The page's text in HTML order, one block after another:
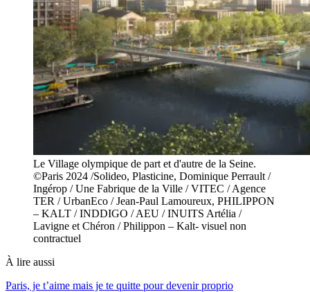
Le Village olympique de part et d'autre de la Seine.
©Paris 2024 /Solideo, Plasticine, Dominique Perrault /
Ingérop / Une Fabrique de la Ville / VITEC / Agence
TER / UrbanEco / Jean-Paul Lamoureux, PHILIPPON
– KALT / INDDIGO / AEU / INUITS Artélia /
Lavigne et Chéron / Philippon – Kalt- visuel non
contractuel
À lire aussi
Paris, je t’aime mais je te quitte pour devenir proprio